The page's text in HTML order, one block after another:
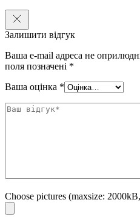
Підходить для всіх типів шкіри.
тонізації. Нанесіть невелику
розподіліть по шкірі навколо очей.
Об”єм : 20 мл
Залишити відгук
Ваша e-mail адреса не
поля позначені *
Ваша оцінка *
Choose pictures (maxsize: